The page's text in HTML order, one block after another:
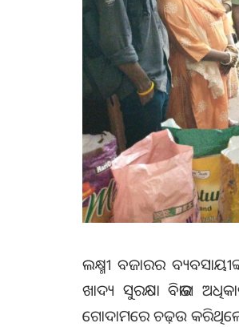
ଲକ୍ଷ୍ମୀ ବଜାରର
ଖାଦ୍ୟ ସୁରକ୍ଷା ବିଭାଗ
ଗୋଦାମରେ ଚଢ଼ଉ